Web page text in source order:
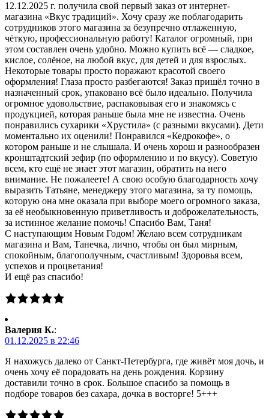
12.12.2025 г. получила свой первый заказ от интернет-
магазина «Вкус традиций». Хочу сразу же поблагодарить
сотрудников этого магазина за безупречно отлаженную,
чёткую, профессиональную работу! Каталог огромный, при
этом составлен очень удобно. Можно купить всё — сладкое,
кислое, солёное, на любой вкус, для детей и для взрослых.
Некоторые товары просто поражают красотой своего
оформления! Глаза просто разбегаются! Заказ пришёл точно в
назначенный срок, упаковано всё было идеально. Получила
огромное удовольствие, распаковывая его и знакомясь с
продукцией, которая раньше была мне не известна. Очень
понравились сухарики «Хрустила» (с разными вкусами). Дети
моментально их оценили! Понравился «Кедрокофе», о
котором раньше и не слышала. И очень хорош и разнообразен
кронштадтский зефир (по оформлению и по вкусу). Советую
всем, кто ещё не знает этот магазин, обратить на него
внимание. Не пожалеете! А свою особую благодарность хочу
выразить Татьяне, менеджеру этого магазина, за ту помощь,
которую она мне оказала при выборе моего огромного заказа,
за её необыкновенную приветливость и доброжелательность,
за истинное желание помочь! Спасибо Вам, Таня!
С наступающим Новым Годом! Желаю всем сотрудникам
магазина и Вам, Танечка, лично, чтобы он был мирным,
спокойным, благополучным, счастливым! Здоровья всем,
успехов и процветания!
И ещё раз спасибо!
Валерия К.:
01.12.2025 в 22:46
Я нахожусь далеко от Санкт-Петербурга, где живёт моя дочь, и
очень хочу её порадовать на день рождения. Корзину
доставили точно в срок. Большое спасибо за помощь в
подборе товаров без сахара, дочка в восторге! 5+++